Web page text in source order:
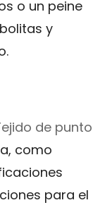
o un peine
y
de punto
como
para el